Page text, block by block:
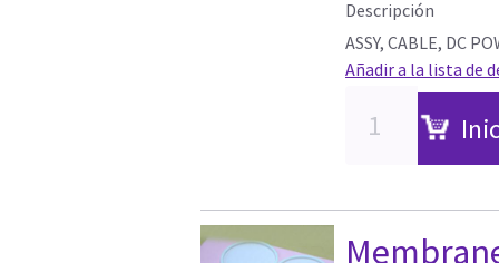
Descripción
ASSY, CABLE, DC
Añadir a la lista de